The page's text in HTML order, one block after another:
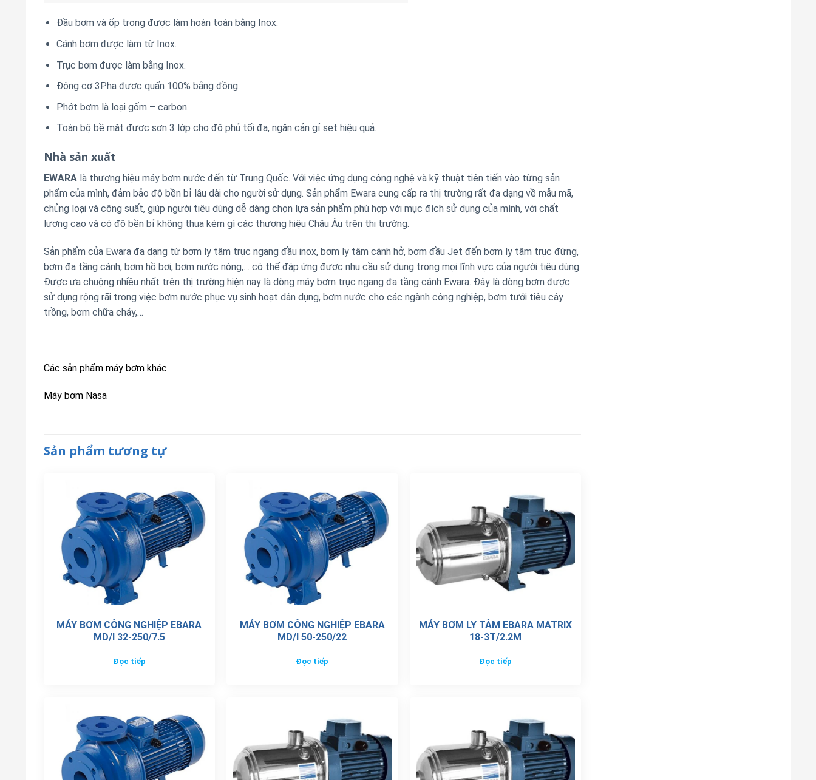
Phớt bơm là loại gốm – carbon.
Nhà sản xuất
EWARA là thương hiệu máy bơm nước đến từ Trung Quốc. Với việc ứng dụng công nghệ và kỹ thuật tiên tiến vào từng sản
chủng loại và công suất, giúp người tiêu dùng dễ dàng chọn lựa sản phẩm phù hợp với mục đích sử dụng của mình, với chất
Sản phẩm của Ewara đa dạng từ bơm ly tâm trục ngang đầu inox, bơm ly tâm cánh hở, bơm đầu Jet đến bơm ly tâm trục đứng,
bơm đa tầng cánh, bơm hồ bơi, bơm nước nóng,… có thể đáp ứng được nhu cầu sử dụng trong mọi lĩnh vực của người tiêu dùng.
Được ưa chuộng nhiều nhất trên thị trường hiện nay là dòng máy bơm trục ngang đa tầng cánh Ewara. Đây là dòng bơm được
sử dụng rộng rãi trong việc bơm nước phục vụ sinh hoạt dân dụng, bơm nước cho các ngành công nghiệp, bơm tưới tiêu cây
Các sản phẩm máy bơm khác
Máy bơm Nasa
Sản phẩm tương tự
MÁY BƠM CÔNG NGHIỆP EBARA
MD/I 32-250/7.5
Đọc tiếp
MÁY BƠM CÔNG NGHIỆP EBARA
MD/I 50-250/22
Đọc tiếp
MÁY BƠM LY TÂM EBARA MATRIX
18-3T/2.2M
Đọc tiếp
MÁY BƠM CÔNG NGHIỆP EBARA
MÁY BƠM LY TÂM EBARA MATRIX/I
MÁY BƠM LY TÂM EBARA MATRIX